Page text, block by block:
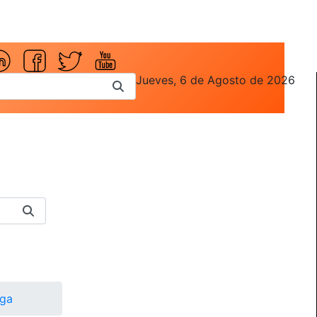
Jueves, 6 de Agosto de 2026